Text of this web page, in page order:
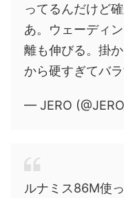
ってるんだけど
あ。ウェーディ
離も伸びる。掛
から硬すぎてバ
— JERO
ルナミス86M使っ